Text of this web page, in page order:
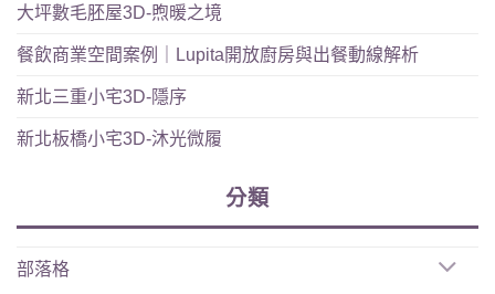
大坪數毛胚屋3D-煦暖之境
餐飲商業空間案例｜Lupita開放廚房與出餐動線解析
新北三重小宅3D-隱序
新北板橋小宅3D-沐光微履
分類
部落格